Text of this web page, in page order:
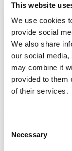
This website
We use cookies
provide social
We also share
our social media,
may combine it
provided to them
of their services.
Selection
Necessary
går
vi
bra lägen.
nyckelaktör
senaste 20
bära
Ralf Ekblad,